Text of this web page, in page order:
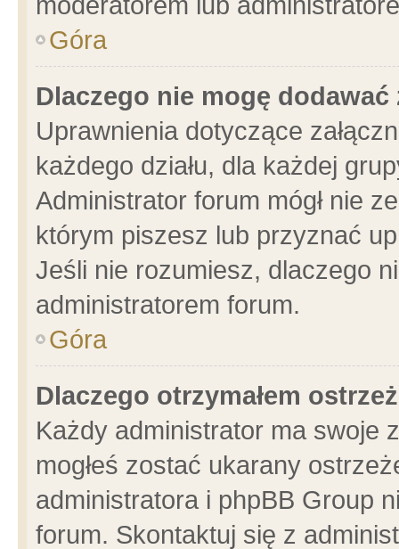
Góra
Dlaczego nie mogę dodawać
Uprawnienia dotyczące
każdego działu, dla każdej
Administrator forum mógł nie
którym piszesz lub przyznać
Jeśli nie rozumiesz, dlaczego
administratorem forum.
Góra
Dlaczego otrzymałem
Każdy administrator ma swoje
mogłeś zostać ukarany
administratora i phpBB Group
forum. Skontaktuj się z